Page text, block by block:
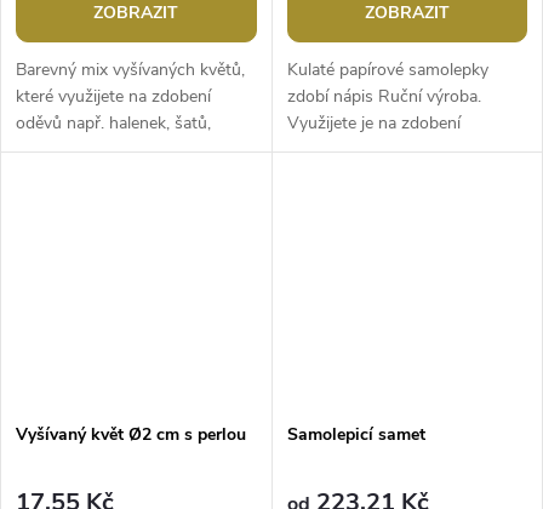
ZOBRAZIT
Barevný mix vyšívaných květů,
které využijete na zdobení
oděvů např. halenek, šatů,
kloboučků, tašek apod. I tento
ZOBRAZIT
Kulaté papírové samolepky
zdobí nápis Ruční výroba.
Využijete je na zdobení
přáníček, deníků, dárků, foto
Vyšívaný květ Ø2 cm s perlou Samolepicí samet